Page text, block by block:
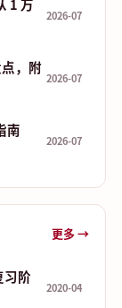
1 万
2026-07
，附
2026-07
南
2026-07
更多 →
阶
2020-04